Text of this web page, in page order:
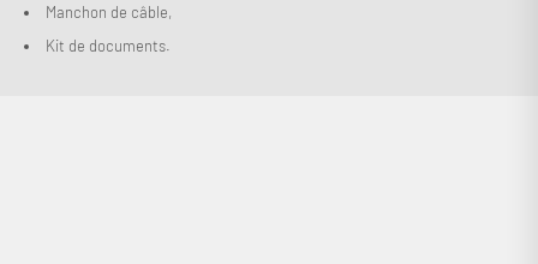
Manchon de câble,
Kit de documents.